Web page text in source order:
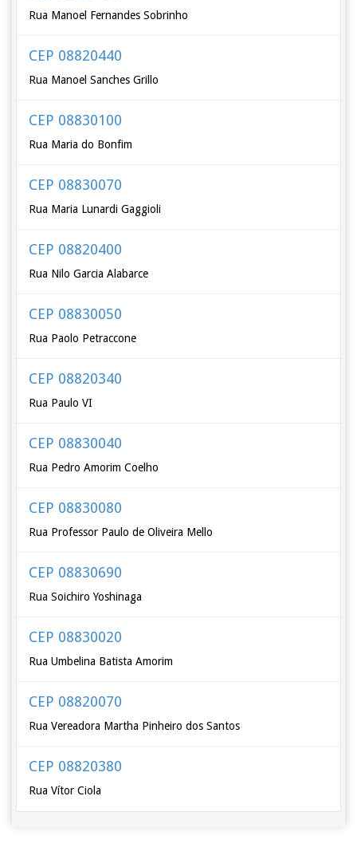
Rua Manoel Fernandes Sobrinho
CEP 08820440
Rua Manoel Sanches Grillo
CEP 08830100
Rua Maria do Bonfim
CEP 08830070
Rua Maria Lunardi Gaggioli
CEP 08820400
Rua Nilo Garcia Alabarce
CEP 08830050
Rua Paolo Petraccone
CEP 08820340
Rua Paulo VI
CEP 08830040
Rua Pedro Amorim Coelho
CEP 08830080
Rua Professor Paulo de Oliveira Mello
CEP 08830690
Rua Soichiro Yoshinaga
CEP 08830020
Rua Umbelina Batista Amorim
CEP 08820070
Rua Vereadora Martha Pinheiro dos Santos
CEP 08820380
Rua Vítor Ciola